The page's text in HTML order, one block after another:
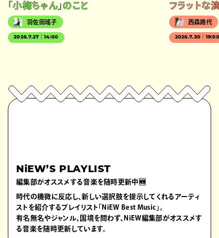
「小梅ちゃん」のこと
羽佐田瑤子
2026.7.27｜14:00
フラットな
西森路代
2026.7.30｜
NiEW’S PLAYLIST
編集部がオススメする音楽を随時更新中🆕
時代の機微に反応し、新しい選択肢を提示してくれるアーティ
ストを紹介するプレイリスト「NiEW Best Music」。
有名無名やジャンル、国境を問わず、NiEW編集部がオススメす
る音楽を随時更新しています。